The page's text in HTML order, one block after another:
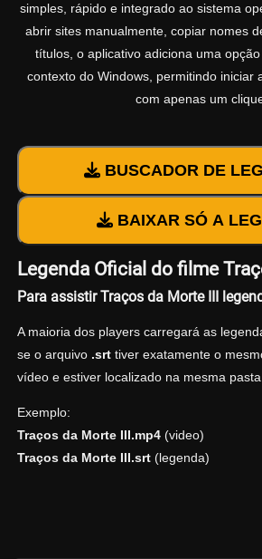
simples, rápido e integrado ao sistema
abrir sites manualmente, copiar nomes
títulos, o aplicativo adiciona uma
contexto do Windows, permitindo iniciar
com apenas um
BUSCADOR DE
BAIXAR SÓ A
Legenda Oficial do filme
Para assistir Traços da Morte III
A maioria dos players carregará as
se o arquivo .srttiver exatamente o
vídeo e estiver localizado na mesma pasta.
Exemplo:
Traços da Morte III.mp4(video)
Traços da Morte III.srt(legenda)